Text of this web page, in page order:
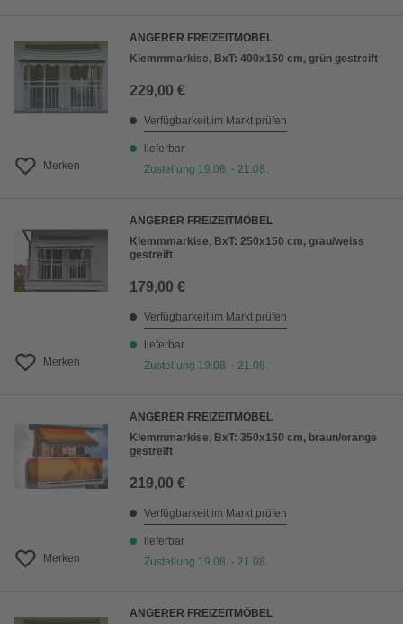
Merken
ANGERER FREIZEITMÖBEL
Klemmmarkise, BxT: 400x150 cm, grün gestreift
229,00 €
Verfügbarkeit im Markt prüfen
lieferbar
Zustellung 19.08. - 21.08.
Merken
ANGERER FREIZEITMÖBEL
Klemmmarkise, BxT: 250x150 cm, grau/weiss
gestreift
179,00 €
Verfügbarkeit im Markt prüfen
lieferbar
Zustellung 19.08. - 21.08.
Merken
ANGERER FREIZEITMÖBEL
Klemmmarkise, BxT: 350x150 cm, braun/orange
gestreift
219,00 €
Verfügbarkeit im Markt prüfen
lieferbar
Zustellung 19.08. - 21.08.
ANGERER FREIZEITMÖBEL